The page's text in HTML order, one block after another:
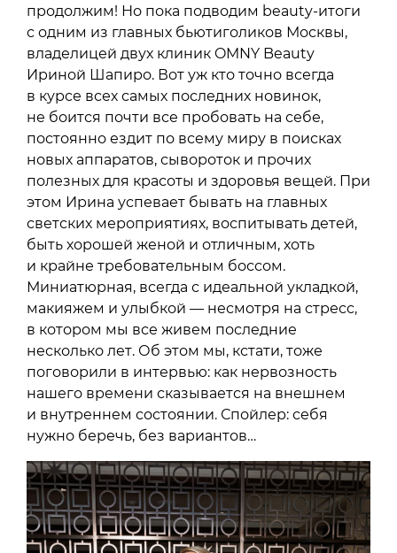
продолжим! Но пока подводим beauty-итоги
с одним из главных бьютиголиков Москвы,
владелицей двух клиник OMNY Beauty
Ириной Шапиро. Вот уж кто точно всегда
в курсе всех самых последних новинок,
не боится почти все пробовать на себе,
постоянно ездит по всему миру в поисках
новых аппаратов, сывороток и прочих
полезных для красоты и здоровья вещей. При
этом Ирина успевает бывать на главных
светских мероприятиях, воспитывать детей,
быть хорошей женой и отличным, хоть
и крайне требовательным боссом.
Миниатюрная, всегда с идеальной укладкой,
макияжем и улыбкой — несмотря на стресс,
в котором мы все живем последние
несколько лет. Об этом мы, кстати, тоже
поговорили в интервью: как нервозность
нашего времени сказывается на внешнем
и внутреннем состоянии. Спойлер: себя
нужно беречь, без вариантов…